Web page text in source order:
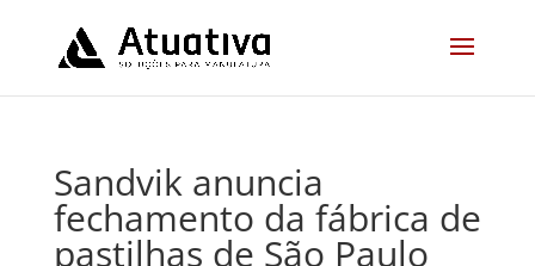
Sandvik anuncia
fechamento da fábrica de
pastilhas de São Paulo